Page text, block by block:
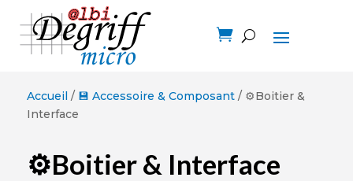

Accueil / 💾 Accessoire & Composant/ ⚙️Boitier &
Interface
⚙️Boitier & Interface